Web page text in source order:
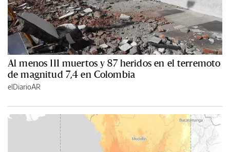
Al menos 111 muertos y 87 heridos en el terremoto
de magnitud 7,4 en Colombia
elDiarioAR